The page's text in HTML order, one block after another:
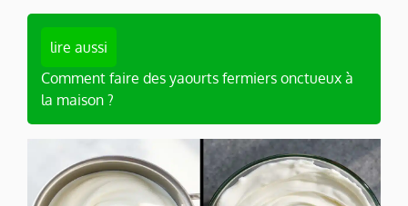
lire aussi
Comment faire des yaourts fermiers onctueux à
la maison ?